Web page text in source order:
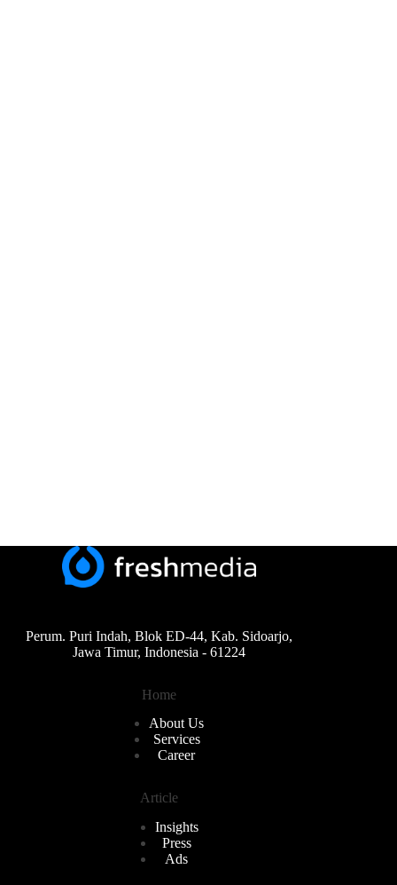
Perum. Puri Indah, Blok ED-44, Kab. Sidoarjo,
Jawa Timur, Indonesia - 61224
Home
About Us
Services
Career
Article
Insights
Press
Ads